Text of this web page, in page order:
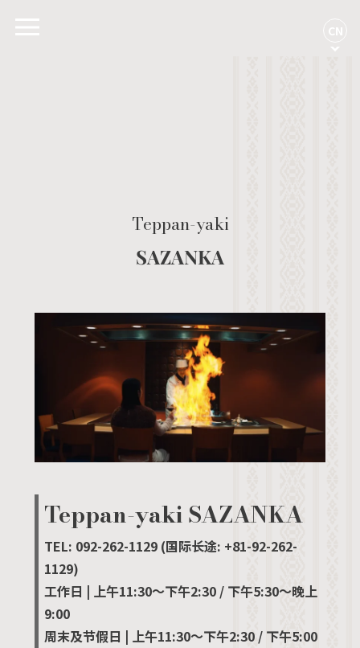
CN
Teppan-yaki
SAZANKA
Teppan-yaki SAZANKA
TEL: 092-262-1129 (国际长途: +81-92-262-
1129)
工作日 | 上午11:30～下午2:30 / 下午5:30～晚上
9:00
周末及节假日 | 上午11:30～下午2:30 / 下午5:00